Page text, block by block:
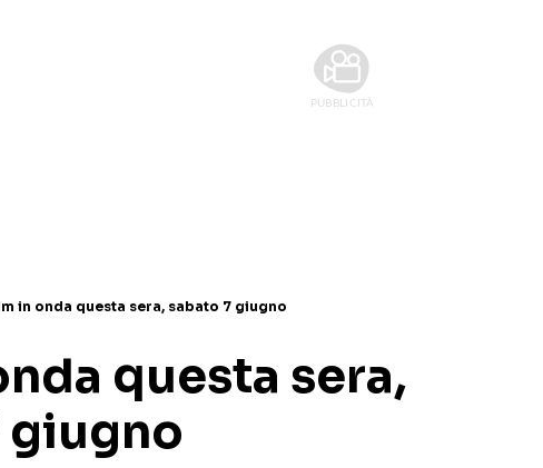
in onda questa sera, sabato 7 giugno
questa sera,
giugno